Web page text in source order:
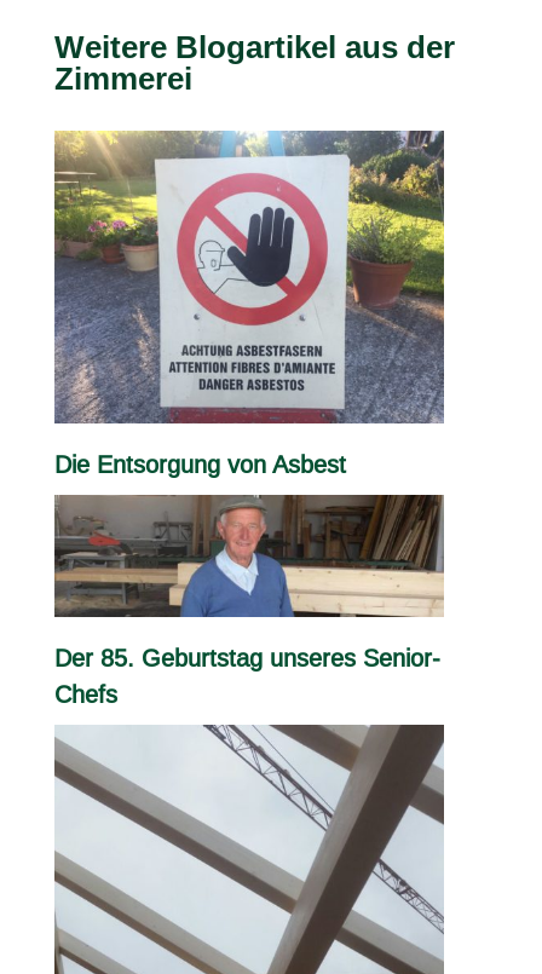
Weitere Blogartikel aus der
Zimmerei
Die Entsorgung von Asbest
Der 85. Geburtstag unseres Senior-
Chefs